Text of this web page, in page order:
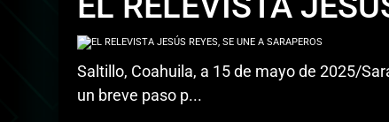
Saltillo, Coahuila, a 15 de mayo de 2025/
un breve paso p...